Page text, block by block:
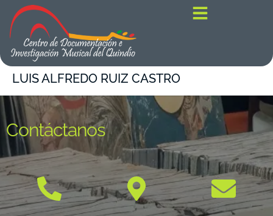
contenido
LUIS ALFREDO RUIZ CASTRO
Contáctanos